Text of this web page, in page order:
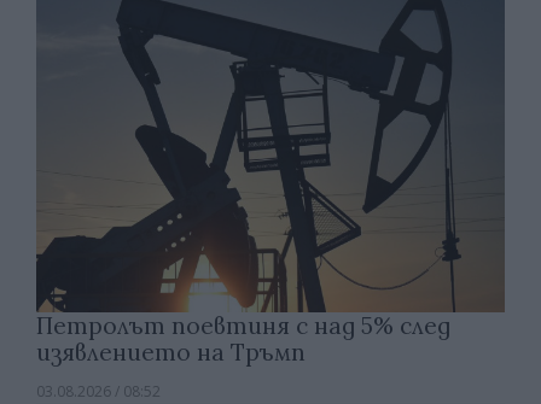
Петролът поевтиня с над 5% след
изявлението на Тръмп
03.08.2026 / 08:52